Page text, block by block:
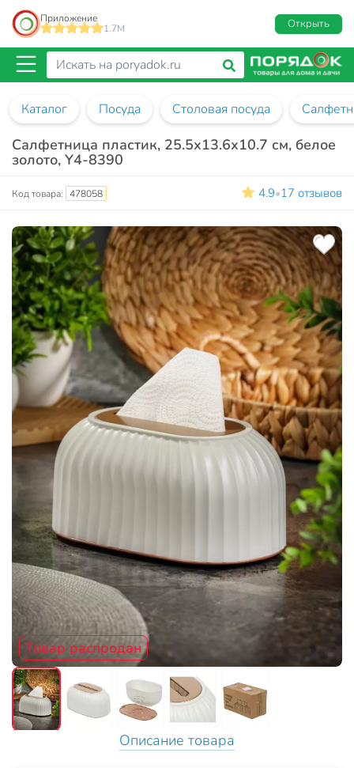
Приложение
1.7M
Открыть
Каталог Посуда Столовая посуда
Салфетница пластик, 25.5х13.6х10.7 см, белое
золото, Y4-8390
Код товара: 478058 4.9•17 отзывов
Товар распродан
Описание товара